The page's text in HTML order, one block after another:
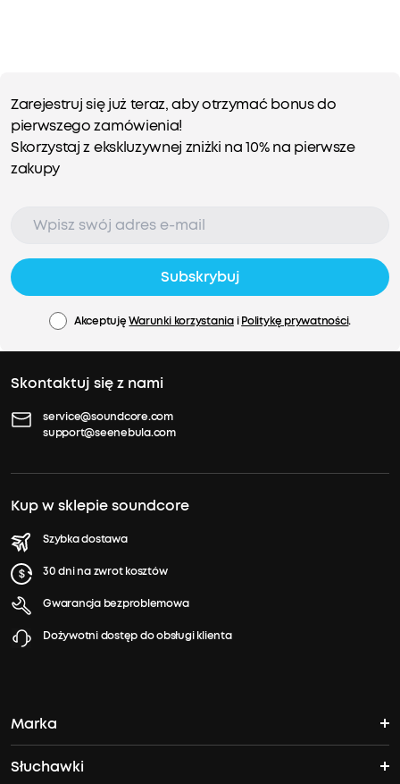
Zarejestruj się już teraz, aby otrzymać bonus do
pierwszego zamówienia!
Skorzystaj z ekskluzywnej zniżki na 10% na pierwsze
zakupy
Subskrybuj
AkceptujęWarunki korzystaniaiPolitykę prywatności.
Skontaktuj się z nami
service@soundcore.com
support@seenebula.com
Kup w sklepie soundcore
Szybka dostawa
30 dni na zwrot kosztów
Gwarancja bezproblemowa
Dożywotni dostęp do obsługi klienta
Marka
Historia Soundcore'a
Słuchawki